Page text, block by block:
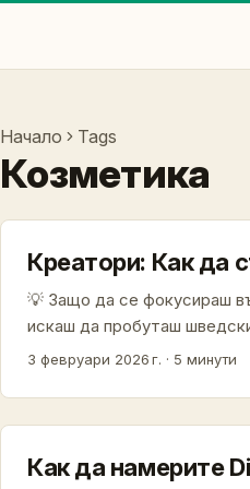
Начало Tags
Козметика
Креатори: Как да
💡 Защо да се фокусираш
искаш да пробуташ
търсят автентични ревюта
компании навлизат в нови
нас именно като локални
3 февруари 2026 г. · 5 минути
Как да намерите